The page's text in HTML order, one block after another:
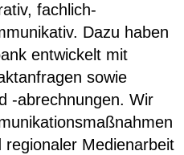
fachlich-
Dazu haben
entwickelt mit
sowie
-abrechnungen. Wir
Medienarbeit